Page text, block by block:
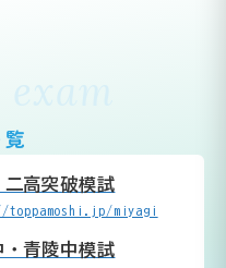
二高突破模試
miyagi
・青陵中模試